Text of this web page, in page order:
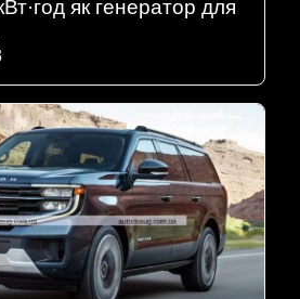
як генератор для